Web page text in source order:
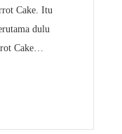
Cake. Itu
dulu
Cake…